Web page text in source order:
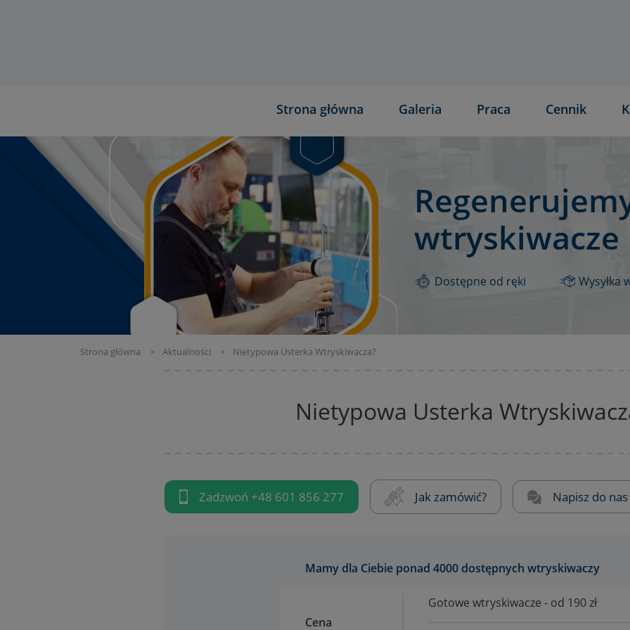
Strona główna Galeria Praca Cennik
wtryskiwacze
Dostępne od ręki Wysyłka
Strona główna Aktualności Nietypowa Usterka Wtryskiwacza?
Nietypowa Usterka
Zadzwoń +48 601 856 277 Jak zamówić? Napisz do nas
Mamy dla Ciebie ponad 4000 dostępnych wtryskiwaczy
Cena
Gotowe wtryskiwacze - od 190 zł